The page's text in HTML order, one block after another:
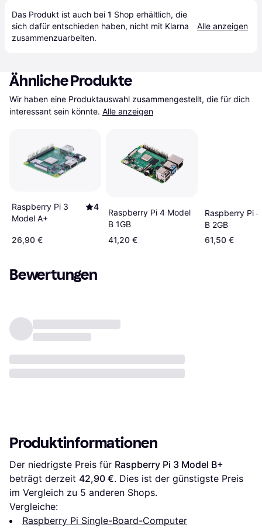
Das Produkt ist auch bei 1 Shop erhältlich, die
sich dafür entschieden haben, nicht mit Klarna
zusammenzuarbeiten.
Alle anzeigen
Ähnliche Produkte
Wir haben eine Produktauswahl zusammengestellt, die für dich
interessant sein könnte. Alle anzeigen
Raspberry Pi 3
Model A+
4
26,90 €
Raspberry Pi 4 Model
B 1GB
41,20 €
Raspberry Pi
B 2GB
61,50 €
Bewertungen
Produktinformationen
Der niedrigste Preis für Raspberry Pi 3 Model B+
beträgt derzeit 42,90 €. Dies ist der günstigste Preis
im Vergleich zu 5 anderen Shops.
Vergleiche:
Raspberry Pi Single-Board-Computer